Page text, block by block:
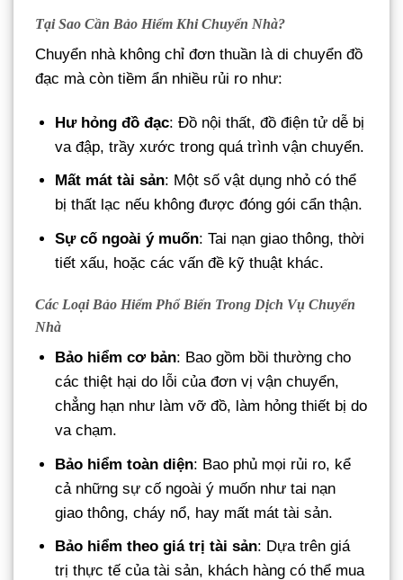
Tại Sao Cần Bảo Hiểm Khi Chuyển Nhà?
Chuyển nhà không chỉ đơn thuần là di chuyển đồ
đạc mà còn tiềm ẩn nhiều rủi ro như:
Hư hỏng đồ đạc: Đồ nội thất, đồ điện tử dễ bị
va đập, trầy xước trong quá trình vận chuyển.
Mất mát tài sản: Một số vật dụng nhỏ có thể
bị thất lạc nếu không được đóng gói cẩn thận.
Sự cố ngoài ý muốn: Tai nạn giao thông, thời
tiết xấu, hoặc các vấn đề kỹ thuật khác.
Các Loại Bảo Hiểm Phổ Biến Trong Dịch Vụ Chuyển
Nhà
Bảo hiểm cơ bản: Bao gồm bồi thường cho
các thiệt hại do lỗi của đơn vị vận chuyển,
chẳng hạn như làm vỡ đồ, làm hỏng thiết bị do
va chạm.
Bảo hiểm toàn diện: Bao phủ mọi rủi ro, kể
cả những sự cố ngoài ý muốn như tai nạn
giao thông, cháy nổ, hay mất mát tài sản.
Bảo hiểm theo giá trị tài sản: Dựa trên giá
trị thực tế của tài sản, khách hàng có thể mua